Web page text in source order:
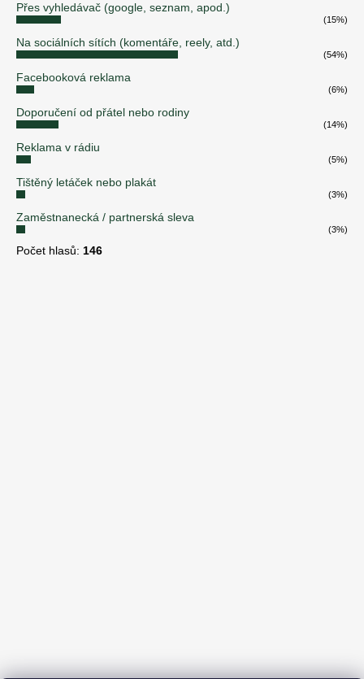
Přes vyhledávač (google, seznam, apod.)
(15%)
Na sociálních sítích (komentáře, reely, atd.)
(54%)
Facebooková reklama
(6%)
Doporučení od přátel nebo rodiny
(14%)
Reklama v rádiu
(5%)
Tištěný letáček nebo plakát
(3%)
Zaměstnanecká / partnerská sleva
(3%)
Počet hlasů: 146